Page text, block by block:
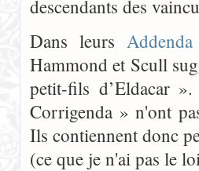
descendants des
Dans leurs
Hammond et Scull
petit-fils d’Eldacar
Corrigenda » n'ont
Ils contiennent donc
(ce que je n'ai pas le